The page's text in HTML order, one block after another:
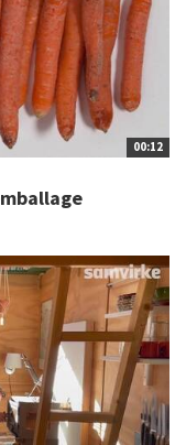
00:12